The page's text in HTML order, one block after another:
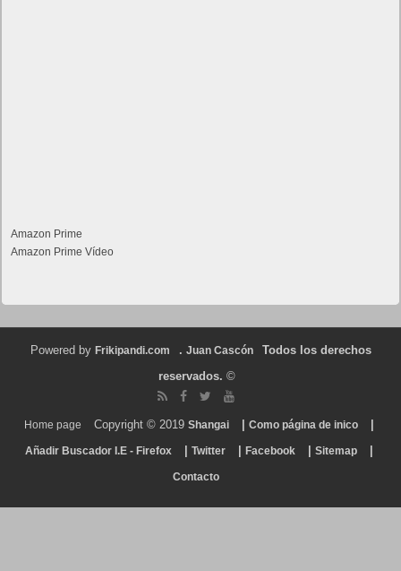
Amazon Prime
Amazon Prime Vídeo
Powered by Frikipandi.com . Juan Cascón
Todos los derechos
reservados. ©
Home page Copyright © 2019 Shangai Como página de inico
Añadir Buscador I.E - Firefox Twitter Facebook Sitemap
Contacto